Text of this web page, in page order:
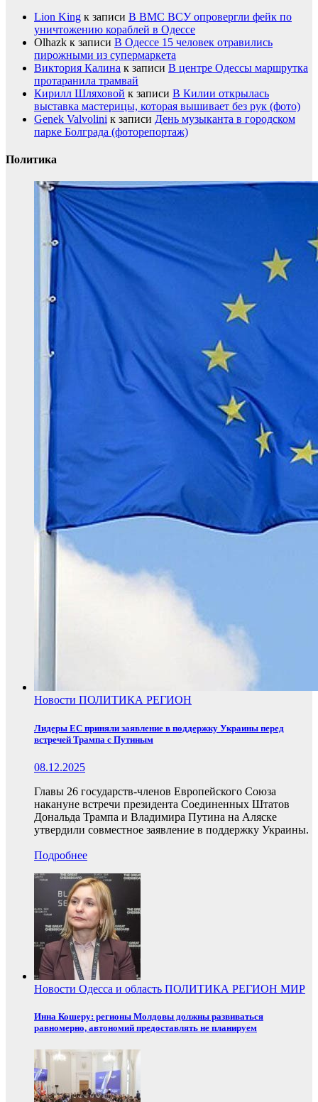
Lion King к записи В ВМС ВСУ опровергли фейк по
уничтожению кораблей в Одессе
Olhazk к записи В Одессе 15 человек отравились
пирожными из супермаркета
Виктория Калина к записи В центре Одессы маршрутка
протаранила трамвай
Кирилл Шляховой к записи В Килии открылась
выставка мастерицы, которая вышивает без рук (фото)
Genek Valvolini к записи День музыканта в городском
парке Болграда (фоторепортаж)
Политика
Новости ПОЛИТИКА РЕГИОН
Лидеры ЕС приняли заявление в поддержку Украины перед
встречей Трампа с Путиным
08.12.2025
Главы 26 государств-членов Европейского Союза
накануне встречи президента Соединенных Штатов
Дональда Трампа и Владимира Путина на Аляске
утвердили совместное заявление в поддержку Украины.
Подробнее
Новости Одесса и область ПОЛИТИКА РЕГИОН МИР
Инна Кошеру: регионы Молдовы должны развиваться
равномерно, автономий предоставлять не планируем